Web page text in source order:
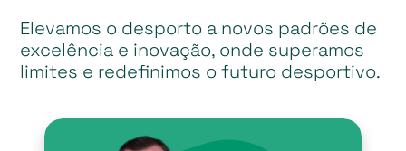
Elevamos o desporto a novos padrões de
excelência e inovação, onde superamos
limites e redefinimos o futuro desportivo.